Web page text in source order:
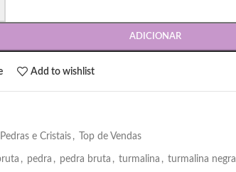
ADICIONAR
Add to wishlist
Pedras e Cristais , Top de Vendas
, pedra , pedra bruta , turmalina , turmalina negra